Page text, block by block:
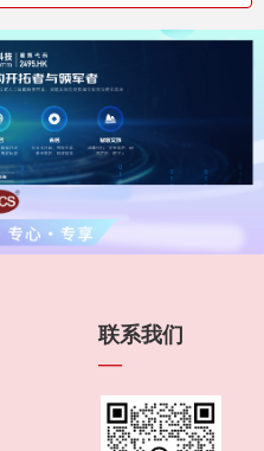
联系我们
—